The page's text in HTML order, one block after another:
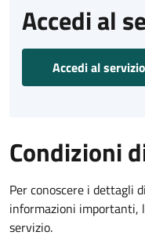
Accedi al
Accedi al servizio
Condizioni
Per conoscere i dettagli
informazioni importanti,
servizio.